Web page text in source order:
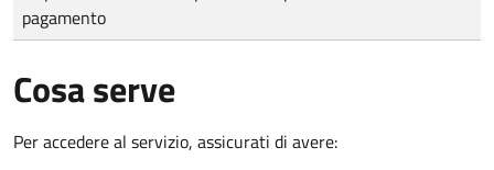
pagamento
Cosa serve
Per accedere al servizio, assicurati di avere: